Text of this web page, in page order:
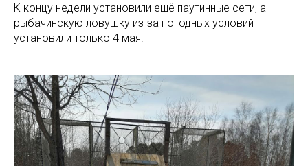
К концу недели установили ещё паутинные сети, а
рыбачинскую ловушку из-за погодных условий
установили только 4 мая.